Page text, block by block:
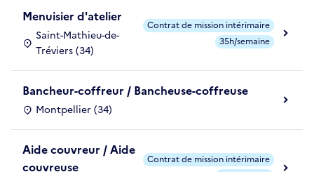
Menuisier d'atelier
Saint-Mathieu-de-
Tréviers (34)
Contrat de mission intérimaire
35h/semaine
Bancheur-coffreur / Bancheuse-coffreuse
Montpellier (34)
Aide couvreur / Aide
couvreuse
Contrat de mission intérimaire